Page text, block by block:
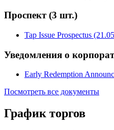
Проспект (3 шт.)
Tap Issue Prospectus
Уведомления о
Early Redemption
Посмотреть все документы
График торгов